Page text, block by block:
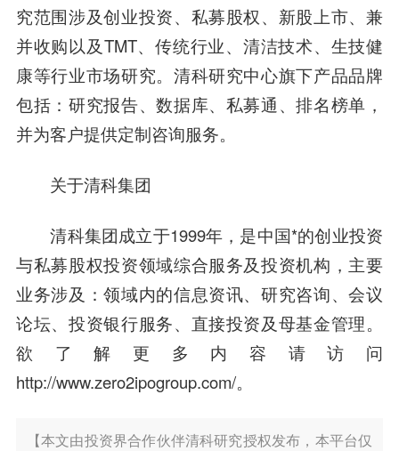
究范围涉及创业投资、私募股权、新股上市、兼
并收购以及TMT、传统行业、 清洁技术、生技健
康等行业市场研究。清科研究中心旗下产品品牌
包括：研究报告、数据库、私募通、排名榜单，
并为客户提供定制咨询服务。
关于清科集团
清科集团成立于1999年，是中国*的创业投资
与私募股权投资领域综合服务及投资机构，主要
业务涉及：领域内的信息资讯、研究咨询、会议
论坛、投资银行服务、直接投资及母基金管理。
欲了解更多内容请访问
http://www.zero2ipogroup.com/。
【本文由投资界合作伙伴清科研究授权发布，本平台仅